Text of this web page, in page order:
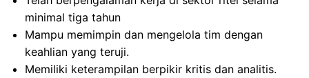
minimal tiga tahun
Mampu memimpin dan mengelola tim dengan
keahlian yang teruji.
Memiliki keterampilan berpikir kritis dan analitis.